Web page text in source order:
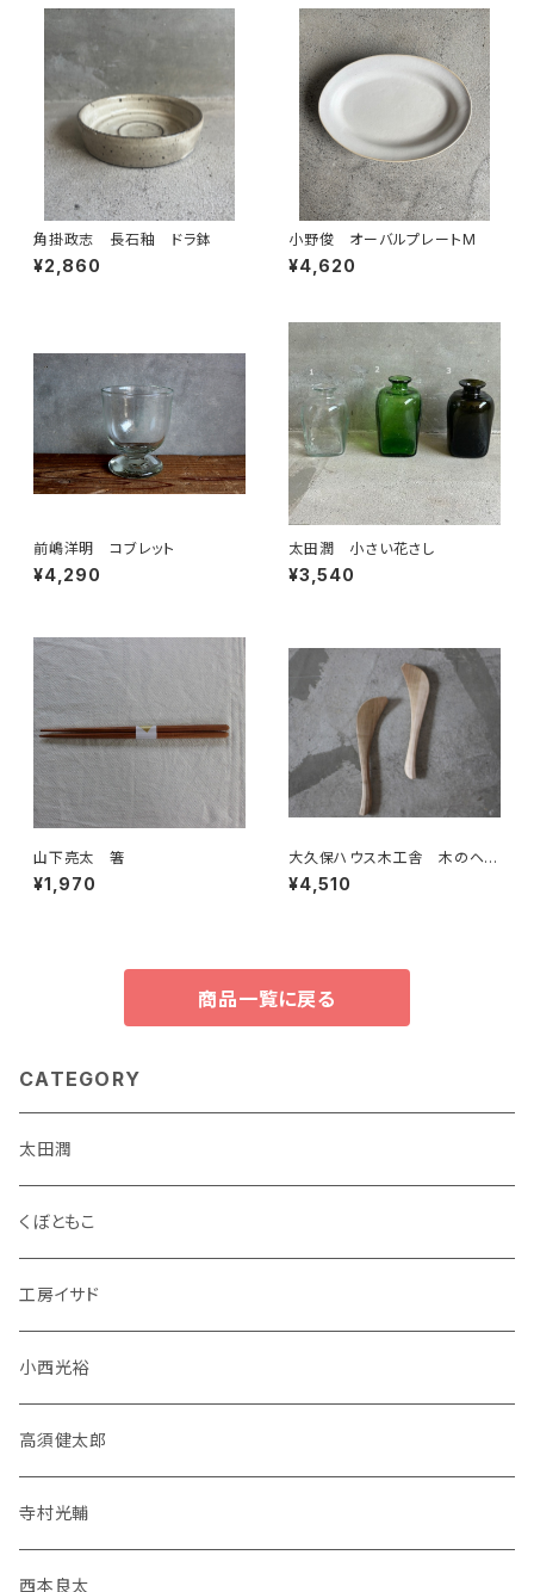
角掛政志 長石釉 ドラ鉢
¥2,860
小野俊 オーバルプレートM
¥4,620
前嶋洋明 コブレット
¥4,290
太田潤 小さい花さし
¥3,540
山下亮太 箸
¥1,970
大久保ハウス木工舎 木のヘ
ラ 桜
¥4,510
商品一覧に戻る
CATEGORY
太田潤
くぼともこ
工房イサド
小西光裕
高須健太郎
寺村光輔
西本良太